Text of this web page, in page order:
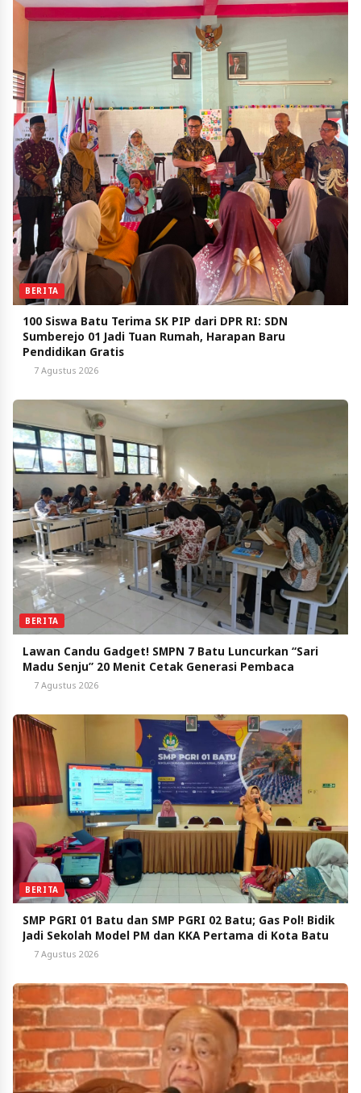
BERITA
100 Siswa Batu Terima SK PIP dari DPR RI: SDN
Sumberejo 01 Jadi Tuan Rumah, Harapan Baru
Pendidikan Gratis
7 Agustus 2026
BERITA
Lawan Candu Gadget! SMPN 7 Batu Luncurkan “Sari
Madu Senju” 20 Menit Cetak Generasi Pembaca
7 Agustus 2026
BERITA
SMP PGRI 01 Batu dan SMP PGRI 02 Batu; Gas Pol! Bidik
Jadi Sekolah Model PM dan KKA Pertama di Kota Batu
7 Agustus 2026